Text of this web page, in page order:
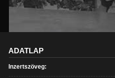
ADATLAP
Inzertszöveg: